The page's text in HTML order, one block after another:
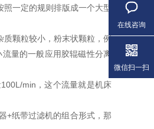
一定的规则排版成一个大型
质颗粒较小，粉末状颗粒，例
量的一般应用胶辊磁性分离
min，这个流量就是机床
+纸带过滤机的组合形式，那
在线咨询
微信扫一扫